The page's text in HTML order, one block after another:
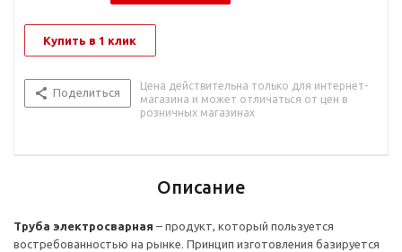
Купить в 1 клик
Поделиться
Цена действительна только для интернет-
магазина и может отличаться от цен в
розничных магазинах
Описание
Труба электросварная – продукт, который пользуется
востребованностью на рынке. Принцип изготовления базируется